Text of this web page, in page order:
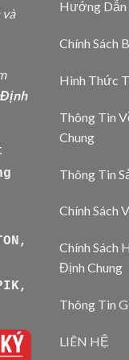
Định
Hướng Dẫn
Chính Sách
Hình Thức
Thông Tin
Chung
Thông Tin
Chính Sách
Chính Sách
Định Chung
Thông Tin
LIÊN HỆ